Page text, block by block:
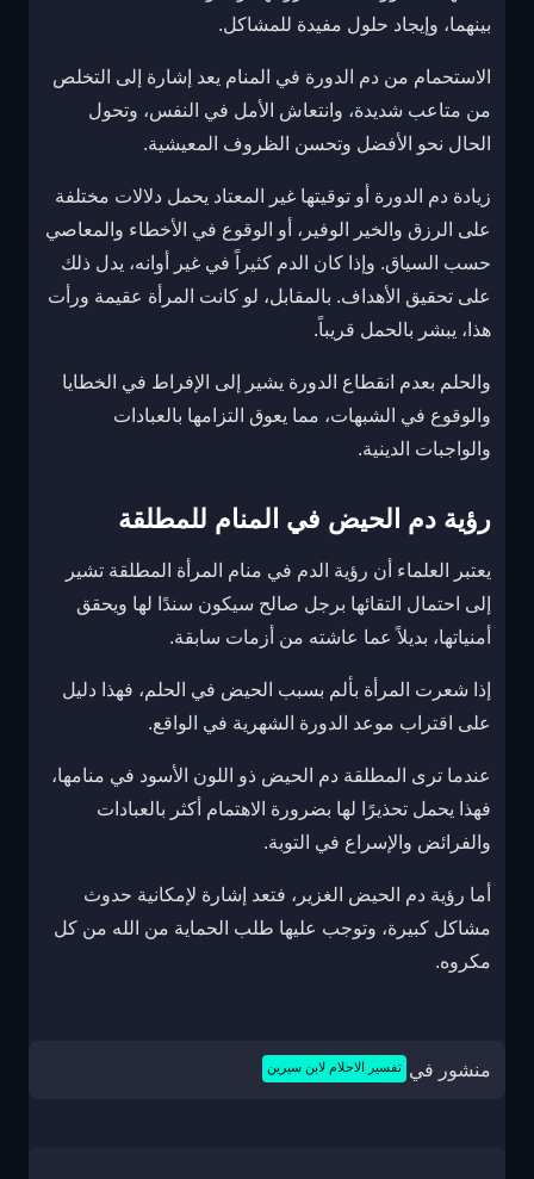
بينهما، وإيجاد حلول مفيدة للمشاكل.
الاستحمام من دم الدورة في المنام يعد إشارة إلى التخلص
من متاعب شديدة، وانتعاش الأمل في النفس، وتحول
الحال نحو الأفضل وتحسن الظروف المعيشية.
زيادة دم الدورة أو توقيتها غير المعتاد يحمل دلالات مختلفة
على الرزق والخير الوفير، أو الوقوع في الأخطاء والمعاصي
حسب السياق. وإذا كان الدم كثيراً في غير أوانه، يدل ذلك
على تحقيق الأهداف. بالمقابل، لو كانت المرأة عقيمة ورأت
هذا، يبشر بالحمل قريباً.
والحلم بعدم انقطاع الدورة يشير إلى الإفراط في الخطايا
والوقوع في الشبهات، مما يعوق التزامها بالعبادات
والواجبات الدينية.
رؤية دم الحيض في المنام للمطلقة
يعتبر العلماء أن رؤية الدم في منام المرأة المطلقة تشير
إلى احتمال التقائها برجل صالح سيكون سندًا لها ويحقق
أمنياتها، بديلاً عما عاشته من أزمات سابقة.
إذا شعرت المرأة بألم بسبب الحيض في الحلم، فهذا دليل
على اقتراب موعد الدورة الشهرية في الواقع.
عندما ترى المطلقة دم الحيض ذو اللون الأسود في منامها،
فهذا يحمل تحذيرًا لها بضرورة الاهتمام أكثر بالعبادات
والفرائض والإسراع في التوبة.
أما رؤية دم الحيض الغزير، فتعد إشارة لإمكانية حدوث
مشاكل كبيرة، وتوجب عليها طلب الحماية من الله من كل
مكروه.
منشور في تفسير الاحلام لابن سيرين